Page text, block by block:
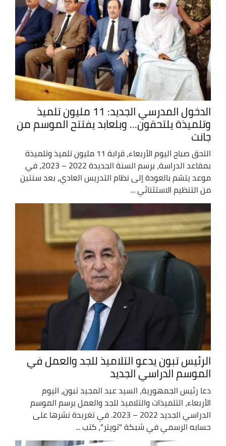
الدخول المدرسي الجديد: 11 مليون تلميذ
وتلميذة يلتحقون... وبلعابد يفتتح الموسم من
جانت
التحق صباح اليوم الأربعاء، قرابة 11 مليون تلميذ وتلميذة
بمقاعد الدراسة، برسم السنة الجديدة 2022 – 2023، في
موعد يتسّم بالعودة إلى نظام التدريس العادي، بعد سنتين
من التنظيم الاستثنائي ...
الرئيس تبون يدعو التلاميذ للجد والعمل في
الموسم الدراسي الجديد
دعا رئيس الجمهورية، السيد عبد المجيد تبون، اليوم
الأربعاء، التلميذات والتلاميذ للجد والعمل برسم الموسم
الدراسي الجديد 2022 – 2023. في تغريدة نشرها على
حسابه الرسمي في شبكة "تويتر"، كتب ...